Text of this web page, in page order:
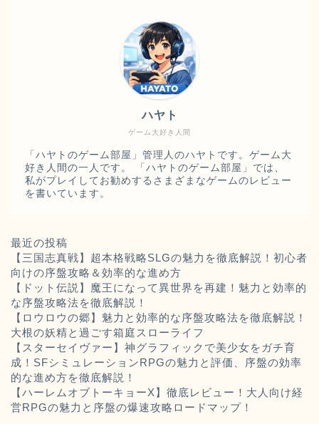
ゲーム大好き人間
ハヤト
「ハヤトのゲーム部屋」管理人のハヤトです。ゲーム大
好き人間の一人です。 「ハヤトのゲーム部屋」では、
私がプレイしてお勧めするさまざまなゲームのレビュー
を書いています。
最近の投稿
【三国志真戦】超本格戦略SLGの魅力を徹底解説！初心者
向けの序盤攻略＆効率的な進め方
【ドット伝説】魔王になって異世界を再建！魅力と効率的
な序盤攻略法を徹底解説！
【ロウロウの郷】魅力と効率的な序盤攻略法を徹底解説！
大根の妖精と過ごす箱庭スローライフ
【スターセイヴァー】神グラフィックで美少女をガチ育
成！SFシミュレーションRPGの魅力と評価、序盤の効率
的な進め方を徹底解説！
【ハーレムオブトーキョーX】徹底レビュー！大人向け経
営RPGの魅力と序盤の爆速攻略ロードマップ！